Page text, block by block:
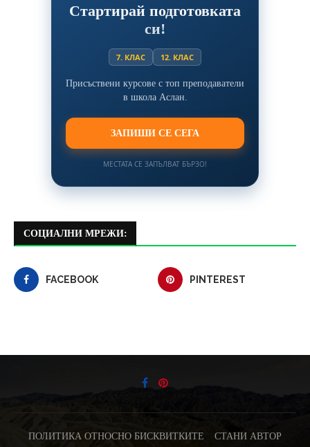
Стартирай подготовката
си!
7. КЛАС 12. КЛАС
Присъствени курсове с топ преподаватели
в школа Аслан.
ЗАПИШИ СЕ СЕГА
МЕСТАТА СЕ ЗАПЪЛВАТ БЪРЗО!
СОЦИАЛНИ МРЕЖИ:
FACEBOOK PINTEREST
ПОЛИТИКА ОТНОСНО БИСКВИТКИТЕ СТАНИ АВТОР